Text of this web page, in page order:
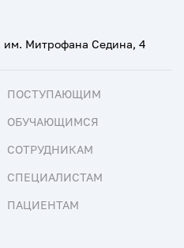
им. Митрофана Седина, 4
ПОСТУПАЮЩИМ
ОБУЧАЮЩИМСЯ
СОТРУДНИКАМ
СПЕЦИАЛИСТАМ
ПАЦИЕНТАМ